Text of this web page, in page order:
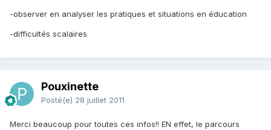
-observer en analyser les pratiques et situations en éducation
-difficultés scalaires
Pouxinette
Posté(e) 28 juillet 2011
Merci beaucoup pour toutes ces infos!! EN effet, le parcours